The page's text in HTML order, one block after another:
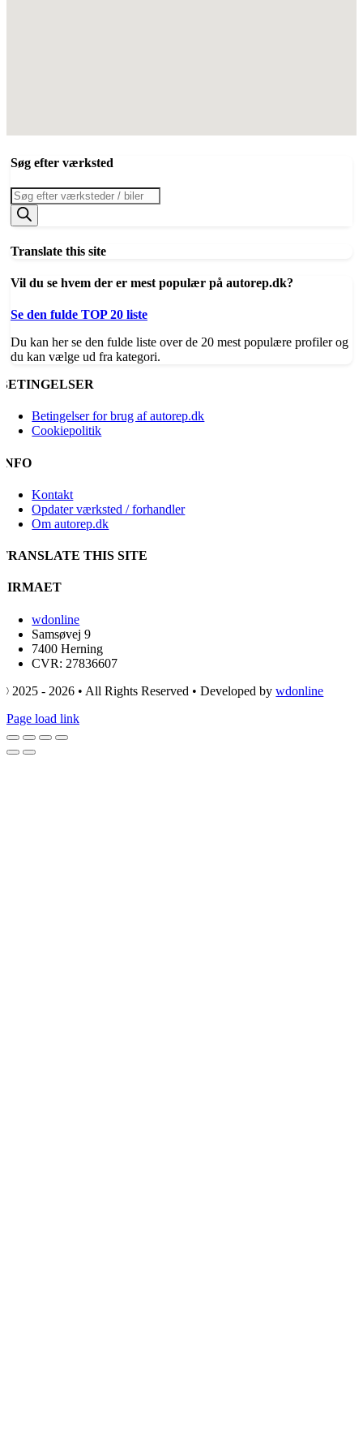
Søg efter værksted
Products
search
Translate this site
Vil du se hvem der er mest populær på autorep.dk?
Se den fulde TOP 20 liste
Du kan her se den fulde liste over de 20 mest populære profiler og
du kan vælge ud fra kategori.
BETINGELSER
Betingelser for brug af autorep.dk
Cookiepolitik
INFO
Kontakt
Opdater værksted / forhandler
Om autorep.dk
TRANSLATE THIS SITE
FIRMAET
wdonline
Samsøvej 9
7400 Herning
CVR: 27836607
© 2025 - 2026 • All Rights Reserved • Developed bywdonline
Page load link